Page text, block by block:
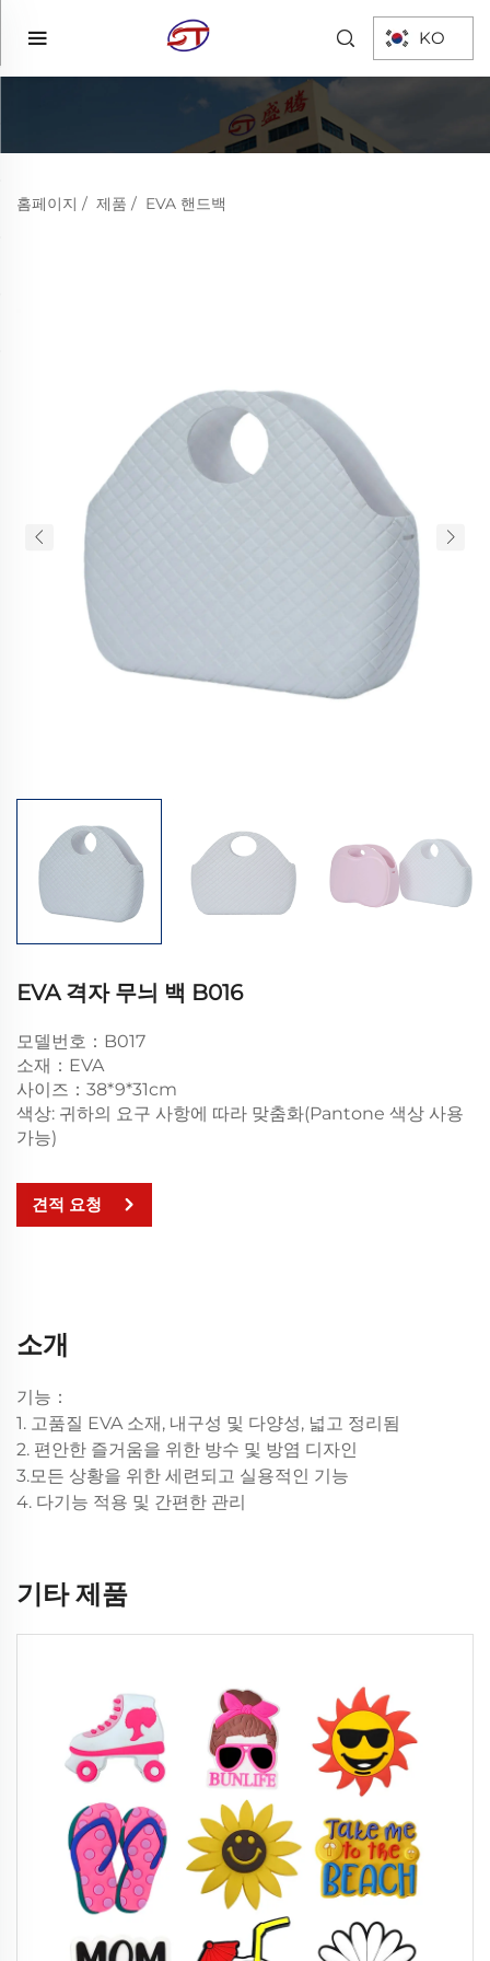
KO
홈페이지 / 제품 / EVA 핸드백
EVA 격자 무늬 백 B016
모델번호：B017
소재：EVA
사이즈：38*9*31cm
색상: 귀하의 요구 사항에 따라 맞춤화(Pantone 색상 사용
가능)
견적 요청
소개
기능：
1. 고품질 EVA 소재, 내구성 및 다양성, 넓고 정리됨
2. 편안한 즐거움을 위한 방수 및 방염 디자인
3.모든 상황을 위한 세련되고 실용적인 기능
4. 다기능 적용 및 간편한 관리
기타 제품